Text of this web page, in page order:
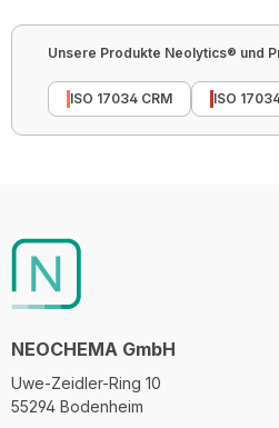
Unsere Produkte Neolytics® und
ISO 17034 CRM ISO
NEOCHEMA GmbH
Uwe-Zeidler-Ring 10
55294 Bodenheim